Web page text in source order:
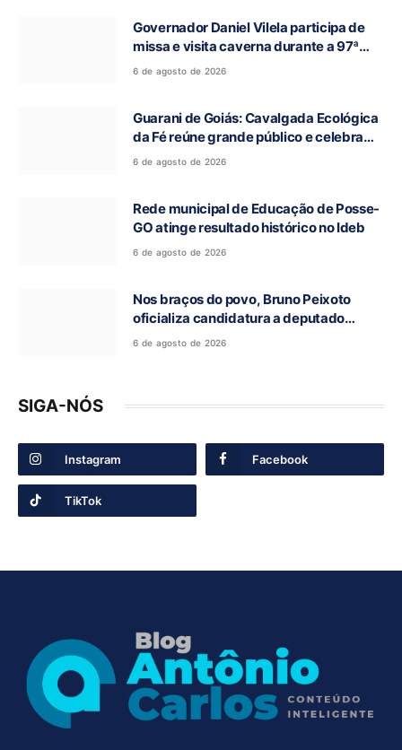
Governador Daniel Vilela participa de
missa e visita caverna durante a 97ª
Romaria do Bom Jesus da Lapa de Terra
6 de agosto de 2026
Guarani de Goiás: Cavalgada Ecológica
da Fé reúne grande público e celebra
tradição religiosa
6 de agosto de 2026
Rede municipal de Educação de Posse-
GO atinge resultado histórico no Ideb
6 de agosto de 2026
Nos braços do povo, Bruno Peixoto
oficializa candidatura a deputado
federal em convenção do União Brasil
6 de agosto de 2026
SIGA-NÓS
Instagram Facebook
TikTok